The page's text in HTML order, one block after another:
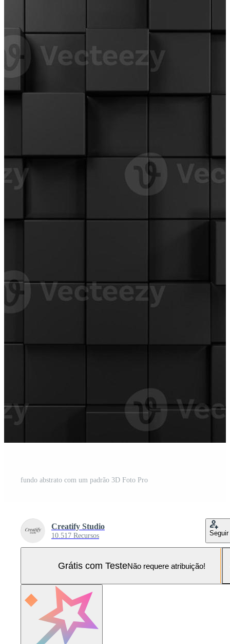
fundo abstrato com um padrão 3D Foto Pro
Creatify Studio
10.517 Recursos Seguir
Grátis com TesteNão requere atribuição!